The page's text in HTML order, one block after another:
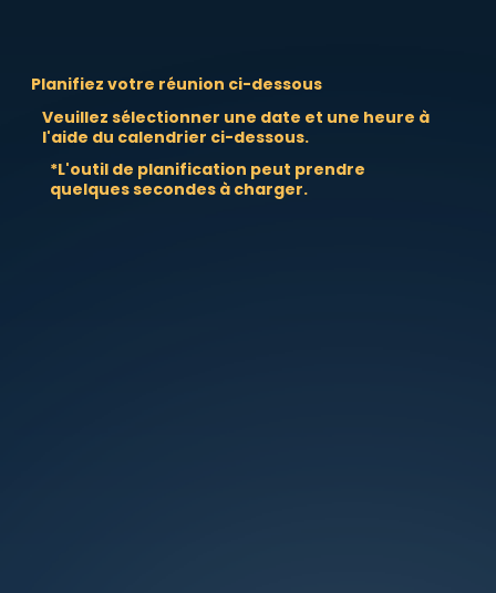
Planifiez votre réunion ci-dessous
Veuillez sélectionner une date et une heure à
l'aide du calendrier ci-dessous.
*L'outil de planification peut prendre
quelques secondes à charger.